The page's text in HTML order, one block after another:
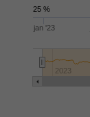
jan '23
2023
25 %